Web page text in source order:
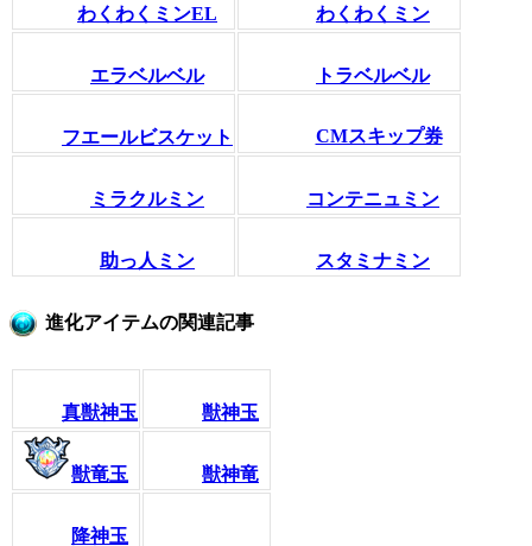
わくわくミンEL わくわくミン
エラベルベル トラベルベル
フエールビスケット CMスキップ券
ミラクルミン コンテニュミン
助っ人ミン スタミナミン
進化アイテムの関連記事
真獣神玉 獣神玉
獣竜玉 獣神竜
降神玉